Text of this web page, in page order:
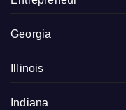
Georgia
Illinois
Indiana